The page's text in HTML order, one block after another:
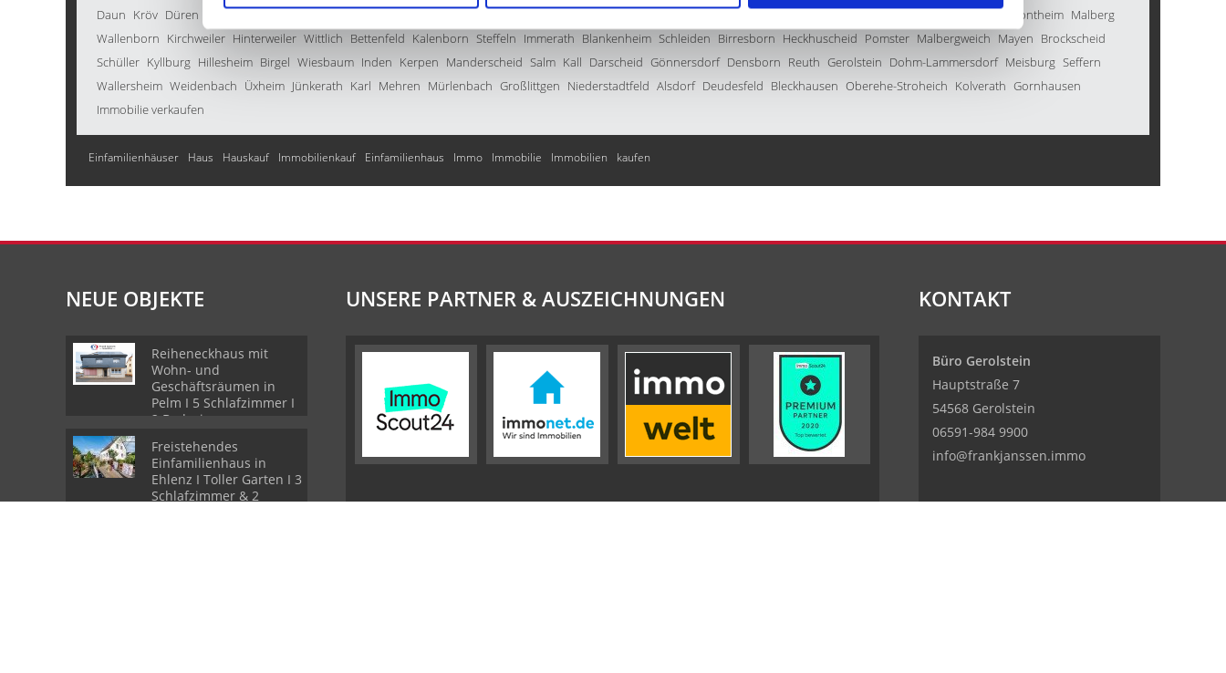
Daun Kröv Düren Stadtkyll Weinsheim Büdesheim Mechernich Kleinlangenfeld Sankt Thomas Kelberg Zülpich Dahlem Schönecken Strohn Wershofen Wawern Hontheim Malberg
Wallenborn Kirchweiler Hinterweiler Wittlich Bettenfeld Kalenborn Steffeln Immerath Blankenheim Schleiden Birresborn Heckhuscheid Pomster Malbergweich Mayen Brockscheid
Schüller Kyllburg Hillesheim Birgel Wiesbaum Inden Kerpen Manderscheid Salm Kall Darscheid Gönnersdorf Densborn Reuth Gerolstein Dohm-Lammersdorf Meisburg Seffern
Wallersheim Weidenbach Üxheim Jünkerath Karl Mehren Mürlenbach Großlittgen Niederstadtfeld Alsdorf Deudesfeld Bleckhausen Oberehe-Stroheich Kolverath Gornhausen
Immobilie verkaufen
Einfamilienhäuser Haus Hauskauf Immobilienkauf Einfamilienhaus Immo Immobilie Immobilien kaufen
NEUE OBJEKTE
Reiheneckhaus mit
Wohn- und
Geschäftsräumen in
Pelm I 5 Schlafzimmer I
2 Badezimmer
Freistehendes
Einfamilienhaus in
Ehlenz I Toller Garten I 3
Schlafzimmer & 2
UNSERE PARTNER & AUSZEICHNUNGEN KONTAKT
Büro Gerolstein
Hauptstraße 7
54568 Gerolstein
06591-984 9900
info@frankjanssen.immo